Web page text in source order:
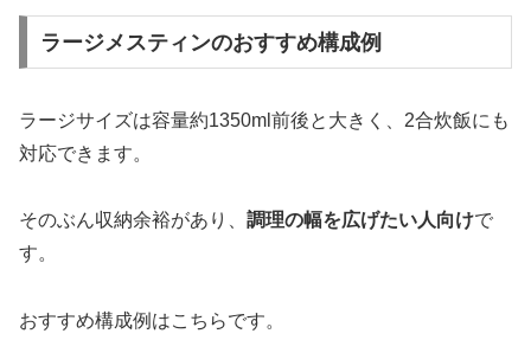
ラージメスティンのおすすめ構成例
ラージサイズは容量約1350ml前後と大きく、2合炊飯にも
対応できます。
そのぶん収納余裕があり、 調理の幅を広げたい人向けで
す。
おすすめ構成例はこちらです。